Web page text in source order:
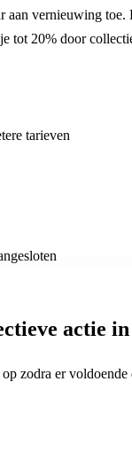
vernieuwing
tot 20% door
tarieven
actie
zodra er